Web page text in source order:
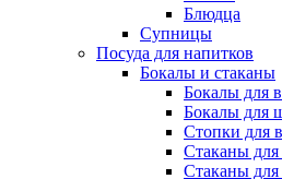
Блюдца
Супницы
Посуда для напитков
Бокалы и стаканы
Бокалы для
Бокалы для
Стопки для
Стаканы для
Стаканы